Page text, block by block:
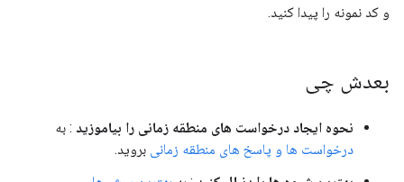
و کد نمونه را پیدا کنید.
بعدش چی
نحوه ایجاد درخواست های منطقه زمانی را بیاموزید : به
درخواست ها و پاسخ های منطقه زمانی بروید.